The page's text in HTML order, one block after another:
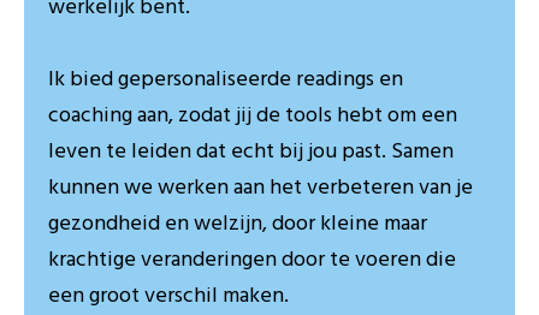
werkelijk bent.
Ik bied gepersonaliseerde readings en
coaching aan, zodat jij de tools hebt om een
leven te leiden dat echt bij jou past. Samen
kunnen we werken aan het verbeteren van je
gezondheid en welzijn, door kleine maar
krachtige veranderingen door te voeren die
een groot verschil maken.